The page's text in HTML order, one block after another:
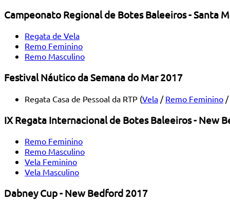
Campeonato Regional de Botes Baleeiros - Santa
Regata de Vela
Remo Feminino
Remo Masculino
Festival Náutico da Semana do Mar 2017
Regata Casa de Pessoal da RTP (Vela / Remo Feminino /
IX Regata Internacional de Botes Baleeiros - New
Remo Feminino
Remo Masculino
Vela Feminino
Vela Masculino
Dabney Cup - New Bedford 2017